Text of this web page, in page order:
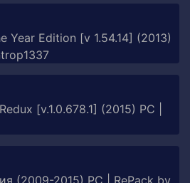
Year Edition [v 1.54.14] (2013)
[v.1.0.678.1] (2015) PC |
(2009-2015) PC | RePack by